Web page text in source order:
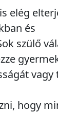
elég
és
szülő
vagy
hogy